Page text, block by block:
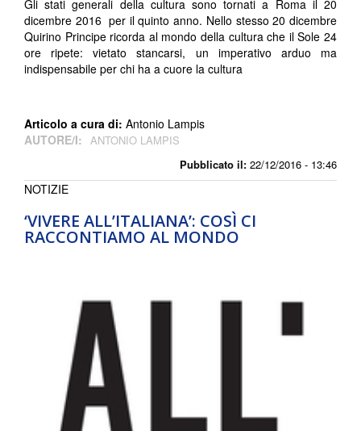
Pubblicato il: 22/12/2016 - 13:46
Gli stati generali della cultura sono tornati a Roma il 20
dicembre 2016 per il quinto anno. Nello stesso 20 dicembre
Quirino Principe ricorda al mondo della cultura che il Sole 24
ore ripete: vietato stancarsi, un imperativo arduo ma
indispensabile per chi ha a cuore la cultura
Articolo a cura di: Antonio Lampis
AUTORE/I: ANTONIO LAMPIS
‘VIVERE ALL’ITALIANA’: COSÌ CI
RACCONTIAMO AL MONDO
NOTIZIE